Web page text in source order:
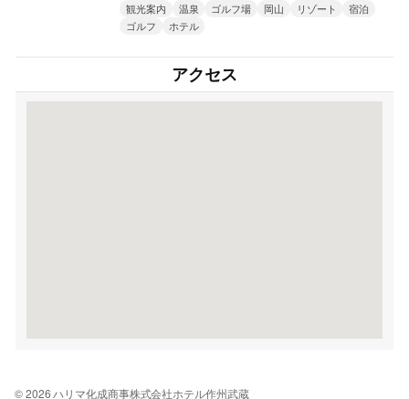
観光案内
温泉 ゴルフ場 岡山 リゾート
宿泊
ゴルフ
ホテル
アクセス
© 2026 ハリマ化成商事株式会社ホテル作州武蔵